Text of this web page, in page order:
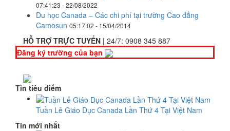
07:41:23 - 22/08/2022
Du học Canada – Các chi phí tại trường Cao đẳng
Camosun 05:17:02 - 15/04/2014
HỖ TRỢ TRỰC TUYẾN | 24/7: 0908 345 887
Đăng ký trường của bạn
Tin tiêu điểm
Tuần Lễ Giáo Dục Canada Lần Thứ 4 Tại Việt Nam
Tin mới nhất